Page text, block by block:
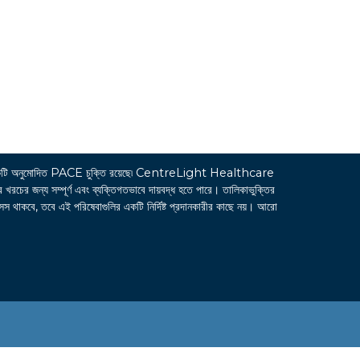
অনুমোদিত PACE চুক্তি রয়েছে৷ CentreLight Healthcare
জন্য সম্পূর্ণ এবং ব্যক্তিগতভাবে দায়বদ্ধ হতে পারে। তালিকাভুক্তির
থাকবে, তবে এই পরিষেবাগুলির একটি নির্দিষ্ট প্রদানকারীর কাছে নয়। আরো